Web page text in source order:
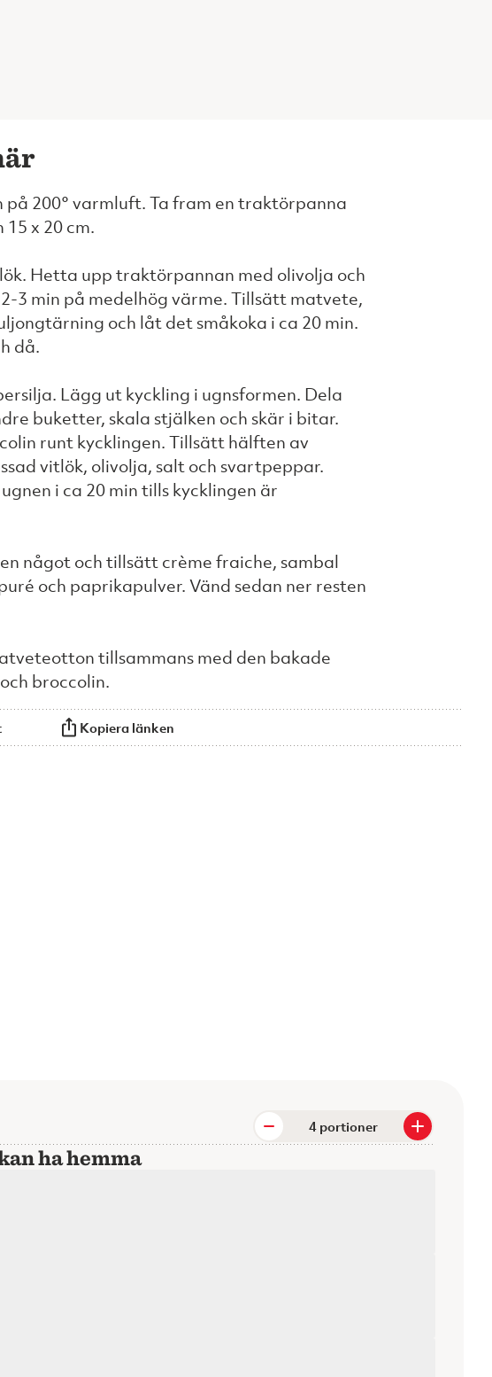
på 200° varmluft. Ta fram en traktörpanna
15 x 20 cm.
Hetta upp traktörpannan med olivolja och
3 min på medelhög värme. Tillsätt matvete,
och låt det småkoka i ca 20 min.
då.
Lägg ut kyckling i ugnsformen. Dela
buketter, skala stjälken och skär i bitar.
runt kycklingen. Tillsätt hälften av
vitlök, olivolja, salt och svartpeppar.
i ca 20 min tills kycklingen är
något och tillsätt crème fraiche, sambal
och paprikapulver. Vänd sedan ner resten
tillsammans med den bakade
broccolin.
Kopiera länken
portioner
ha hemma